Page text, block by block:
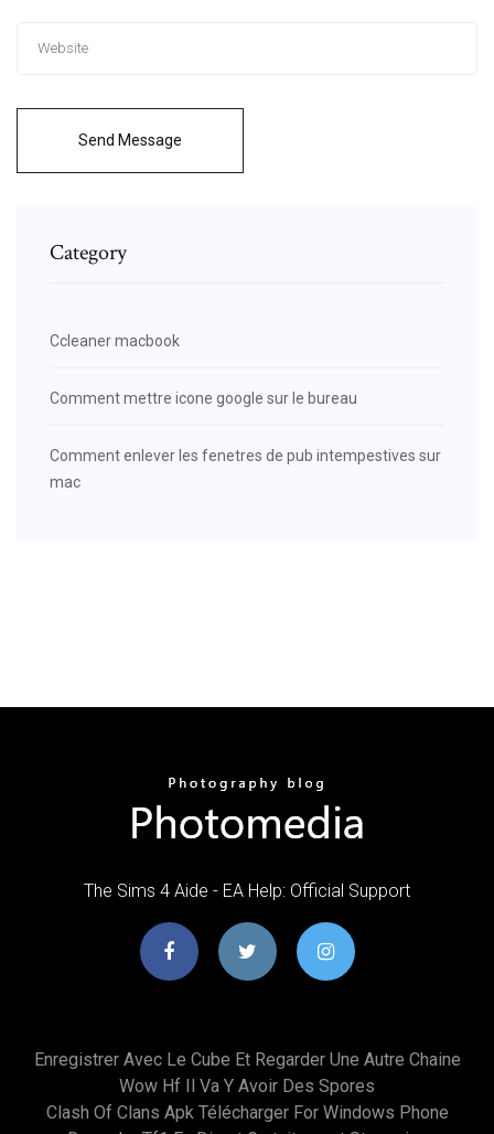
Send Message
Category
Ccleaner macbook
Comment mettre icone google sur le bureau
Comment enlever les fenetres de pub intempestives sur
mac
The Sims 4 Aide - EA Help: Official Support
Enregistrer Avec Le Cube Et Regarder Une Autre Chaine
Wow Hf Il Va Y Avoir Des Spores
Clash Of Clans Apk Télécharger For Windows Phone